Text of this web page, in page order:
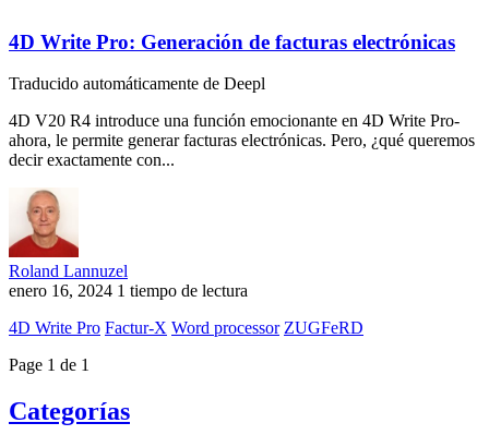
4D Write Pro: Generación de facturas electrónicas
Traducido automáticamente de Deepl
4D V20 R4 introduce una función emocionante en 4D Write Pro-
ahora, le permite generar facturas electrónicas. Pero, ¿qué queremos
decir exactamente con...
Roland Lannuzel
enero 16, 2024 1 tiempo de lectura
4D Write Pro Factur-X Word processor ZUGFeRD
Page 1 de 1
Categorías